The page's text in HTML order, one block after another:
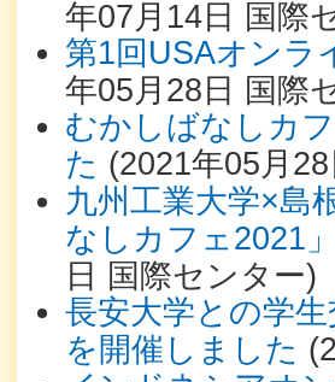
年07月14日 国際
第1回USAオンラ
年05月28日 国際
むかしばなしカ
た (2021年05月28
九州工業大学×島
なしカフェ2021
日 国際センター)
長安大学との学
を開催しました (